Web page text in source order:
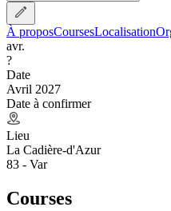
À proposCoursesLocalisation
avr.
?
Date
Avril 2027
Date à confirmer
Lieu
La Cadière-d'Azur
83 - Var
Courses